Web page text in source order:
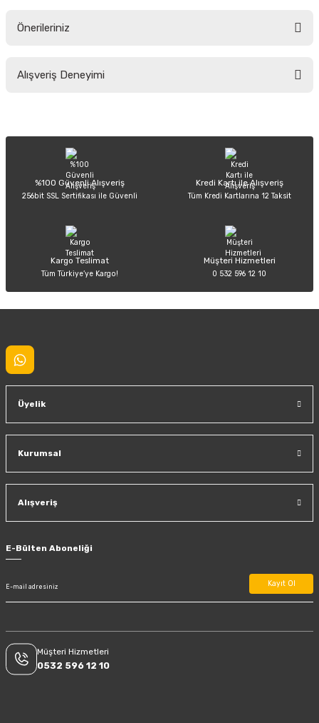
Önerileriniz
yetersiz gördüğünüz noktaları öneri formunu kullanarak tarafımıza
Ürün açıklamasında eksik bilgiler bulunuyor.
Ürün bilgilerinde hatalar bulunuyor.
Ürün fiyatı diğer sitelerden daha pahalı.
Alışveriş Deneyimi
Sitemize ilk yorumu siz yapın!
%100 Güvenli Alışveriş
256bit SSL Sertifikası ile Güvenli
Kredi Kartı ile Alışveriş
Tüm Kredi Kartlarına 12 Taksit
Kargo Teslimat
Tüm Türkiye’ye Kargo!
Müşteri Hizmetleri
0 532 596 12 10
Üyelik
Kurumsal
Alışveriş
E-Bülten Aboneliği
Kayıt Ol
Müşteri Hizmetleri
0532 596 12 10